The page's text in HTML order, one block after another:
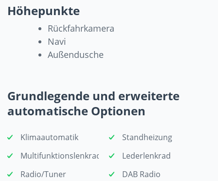
Höhepunkte
Rückfahrkamera
Navi
Außendusche
Grundlegende und erweiterte
automatische Optionen
Klimaautomatik
Standheizung
Multifunktionslenkrad
Lederlenkrad
Radio/Tuner
DAB Radio